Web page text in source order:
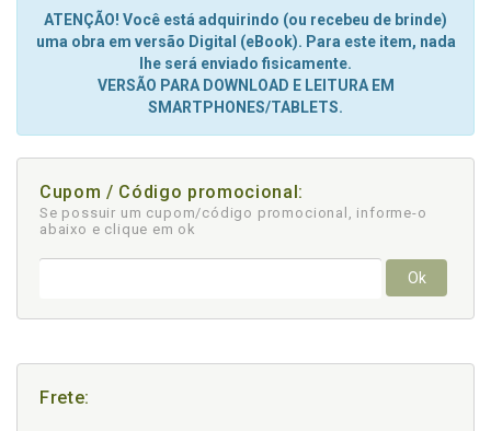
ATENÇÃO! Você está adquirindo (ou recebeu de brinde)
uma obra em versão Digital (eBook). Para este item, nada
lhe será enviado fisicamente.
VERSÃO PARA DOWNLOAD E LEITURA EM
SMARTPHONES/TABLETS.
Cupom / Código promocional:
Se possuir um cupom/código promocional, informe-o
abaixo e clique em ok
Ok
Frete: